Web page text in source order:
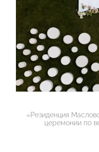
«Резиденция
церемонии по